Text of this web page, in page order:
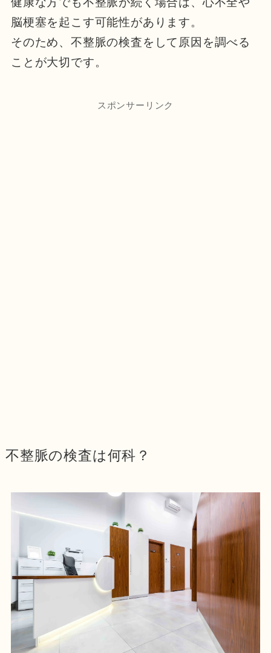
脳梗塞を起こす可能性があります。
そのため、不整脈の検査をして原因を調べる
ことが大切です。
スポンサーリンク
不整脈の検査は何科？